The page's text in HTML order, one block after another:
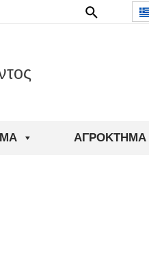
ΑΓΡΟΚΤΗΜΑ